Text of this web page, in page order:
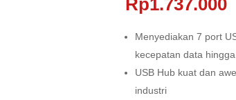
Menyediakan 7 port
kecepatan data
USB Hub kuat dan
industri